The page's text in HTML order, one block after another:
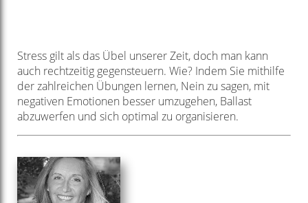
Stress gilt als das Übel unserer Zeit, doch man kann
auch rechtzeitig gegensteuern. Wie? Indem Sie mithilfe
der zahlreichen Übungen lernen, Nein zu sagen, mit
negativen Emotionen besser umzugehen, Ballast
abzuwerfen und sich optimal zu organisieren.